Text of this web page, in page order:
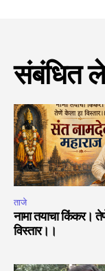
संबंधित
ताजे
नामा तयाचा किंकर।
विस्तार।।